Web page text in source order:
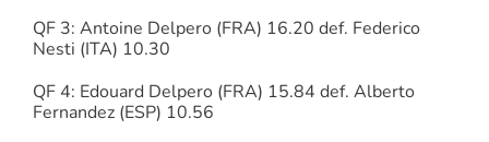
QF 3: Antoine Delpero (FRA) 16.20 def. Federico
Nesti (ITA) 10.30
QF 4: Edouard Delpero (FRA) 15.84 def. Alberto
Fernandez (ESP) 10.56